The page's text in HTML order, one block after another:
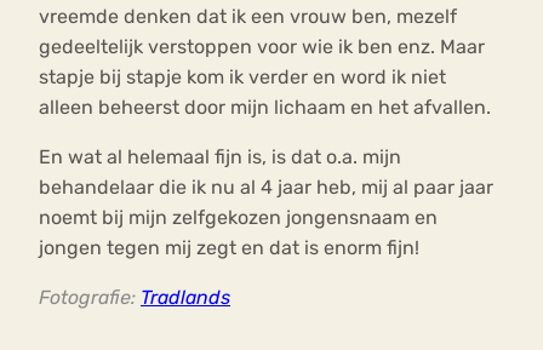
vreemde denken dat ik een vrouw ben, mezelf
gedeeltelijk verstoppen voor wie ik ben enz. Maar
stapje bij stapje kom ik verder en word ik niet
alleen beheerst door mijn lichaam en het afvallen.
En wat al helemaal fijn is, is dat o.a. mijn
behandelaar die ik nu al 4 jaar heb, mij al paar jaar
noemt bij mijn zelfgekozen jongensnaam en
jongen tegen mij zegt en dat is enorm fijn!
Fotografie: Tradlands